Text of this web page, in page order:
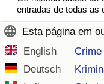
entradas de todas as
Esta página em
English
Deutsch